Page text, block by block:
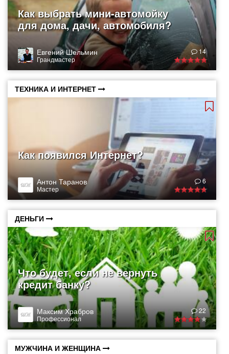
Как выбрать мини-автомойку
для дома, дачи, автомобиля?
Евгений Шельмин
Грандмастер
14
ТЕХНИКА И ИНТЕРНЕТ
Как появился Интернет?
Антон Таранов
Мастер
6
ДЕНЬГИ
Что будет, если не вернуть
кредит банку?
Максим Храбров
Профессионал
22
МУЖЧИНА И ЖЕНЩИНА